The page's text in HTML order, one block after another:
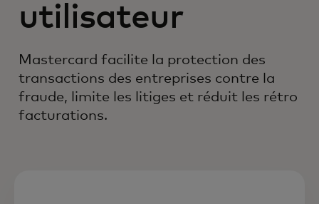
utilisateur
Mastercard facilite la protection des
transactions des entreprises contre la
fraude, limite les litiges et réduit les rétro
facturations.